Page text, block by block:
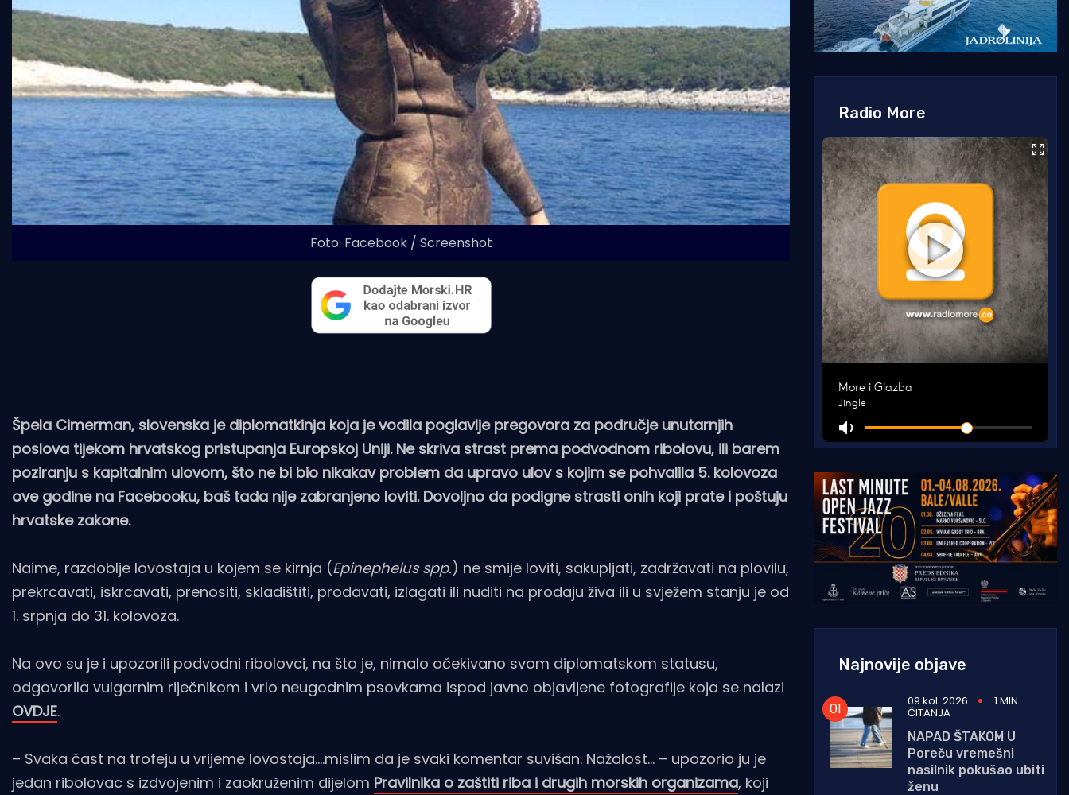
Foto: Facebook / Screenshot
Špela Cimerman, slovenska je diplomatkinja koja je vodila poglavlje pregovora za područje unutarnjih
poslova tijekom hrvatskog pristupanja Europskoj Uniji. Ne skriva strast prema podvodnom ribolovu, ili barem
poziranju s kapitalnim ulovom, što ne bi bio nikakav problem da upravo ulov s kojim se pohvalila 5. kolovoza
ove godine na Facebooku, baš tada nije zabranjeno loviti. Dovoljno da podigne strasti onih koji prate i poštuju
hrvatske zakone.
Naime, razdoblje lovostaja u kojem se kirnja (Epinephelus spp.) ne smije loviti, sakupljati, zadržavati na plovilu,
prekrcavati, iskrcavati, prenositi, skladištiti, prodavati, izlagati ili nuditi na prodaju živa ili u svježem stanju je od
1. srpnja do 31. kolovoza.
Na ovo su je i upozorili podvodni ribolovci, na što je, nimalo očekivano svom diplomatskom statusu,
odgovorila vulgarnim riječnikom i vrlo neugodnim psovkama ispod javno objavljene fotografije koja se nalazi
OVDJE.
– Svaka čast na trofeju u vrijeme lovostaja….mislim da je svaki komentar suvišan. Nažalost… – upozorio ju je
jedan ribolovac s izdvojenim i zaokruženim dijelom Pravilnika o zaštiti riba i drugih morskih organizama, koji
Radio More
Najnovije objave
09 kol. 2026 1 MIN.
ČITANJA
NAPAD ŠTAKOM U
Poreču vremešni
nasilnik pokušao ubiti
ženu